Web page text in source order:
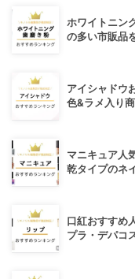
ホワイトニン
の多い市販品
アイシャドウ
色&ラメ入り
マニキュア人
乾タイプのネ
口紅おすすめ
プラ・デパコ